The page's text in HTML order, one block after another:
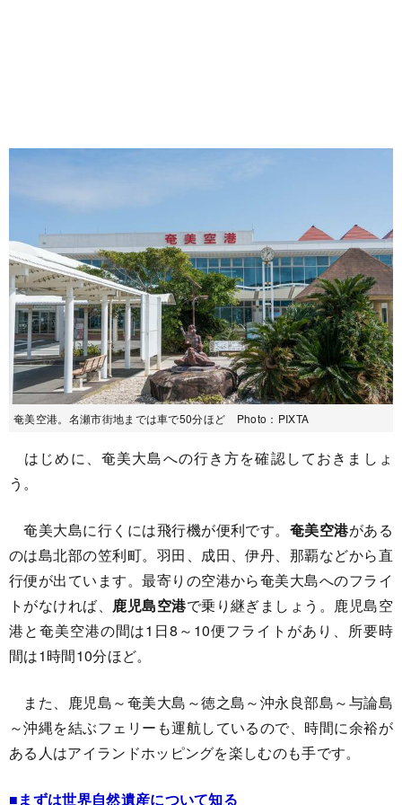
奄美空港。名瀬市街地までは車で50分ほど Photo：PIXTA
はじめに、奄美大島への行き方を確認しておきましょ
う。
奄美大島に行くには飛行機が便利です。 奄美空港がある
のは島北部の笠利町。羽田、成田、伊丹、那覇などから直
行便が出ています。最寄りの空港から奄美大島へのフライ
トがなければ、 鹿児島空港で乗り継ぎましょう。鹿児島空
港と奄美空港の間は1日8～10便フライトがあり、所要時
間は1時間10分ほど。
また、鹿児島～奄美大島～徳之島～沖永良部島～与論島
～沖縄を結ぶフェリーも運航しているので、時間に余裕が
ある人はアイランドホッピングを楽しむのも手です。
■まずは世界自然遺産について知る